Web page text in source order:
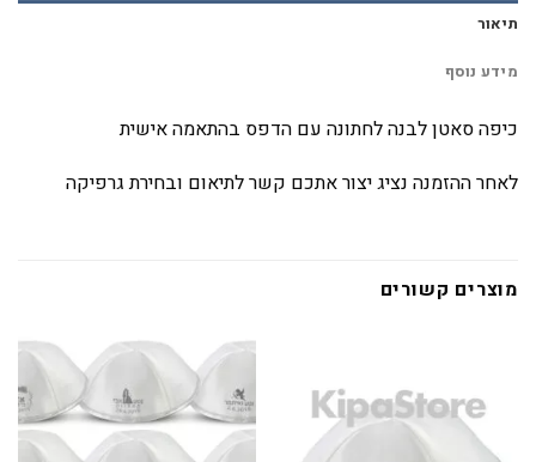
תיאור
מידע נוסף
כיפה סאטן לבנה לחתונה עם הדפס בהתאמה אישית
לאחר ההזמנה נציג יצור אתכם קשר לתיאום ובחירת גרפיקה
מוצרים קשורים